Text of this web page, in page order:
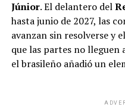
Júnior. El delantero del
hasta junio de 2027, las
avanzan sin resolverse y el
que las partes no lleguen
el brasileño añadió un